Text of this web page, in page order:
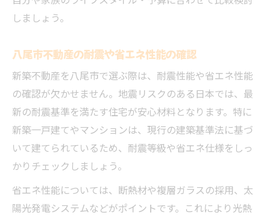
しましょう。
八尾市不動産の耐震や省エネ性能の確認
新築不動産を八尾市で選ぶ際は、耐震性能や省エネ性能
の確認が欠かせません。地震リスクのある日本では、最
新の耐震基準を満たす住宅が安心材料となります。特に
新築一戸建てやマンションは、現行の建築基準法に基づ
いて建てられているため、耐震等級や省エネ仕様をしっ
かりチェックしましょう。
省エネ性能については、断熱材や複層ガラスの採用、太
陽光発電システムなどがポイントです。これにより光熱